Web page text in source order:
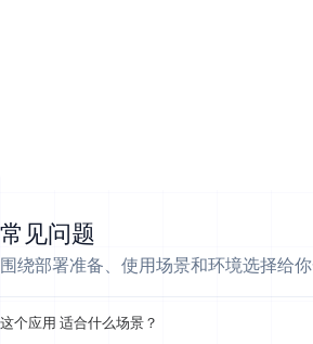
常见问题
围绕部署准备、使用场景和环境选择给你
这个应用 适合什么场景？